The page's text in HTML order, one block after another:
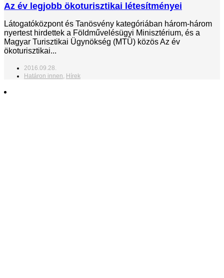
Az év legjobb ökoturisztikai létesítményei
Látogatóközpont és Tanösvény kategóriában három-három
nyertest hirdettek a Földművelésügyi Minisztérium, és a
Magyar Turisztikai Ügynökség (MTÜ) közös Az év
ökoturisztikai...
2016.09.28.
Határon innen, Hírek